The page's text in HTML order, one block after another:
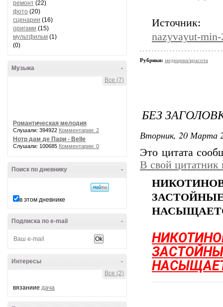
ремонт (22)
фото (20)
сценарии (16)
оригами (15)
мультфильм (1)
(0)
-
Музыка
Все (7)
Романтическая мелодия
Слушали: 394922 Комментарии: 2
Нотр дам де Пари - Belle
Слушали: 100685 Комментарии: 0
-
Поиск по дневнику
в этом дневнике
-
Подписка по e-mail
-
Интересы
Все (2)
вязаниие дача
nazyvayut-
Рубрики: медицина/красота
БЕЗ
Вторник, 20 Марта
Это цитата
В свой цитатник